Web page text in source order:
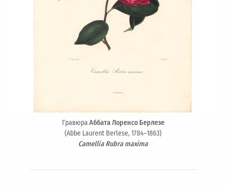
ГравюраАббата Лоренсо Берлезе
(Abbe Laurent Berlese, 1784–1863)
Camellia Rubra maxima